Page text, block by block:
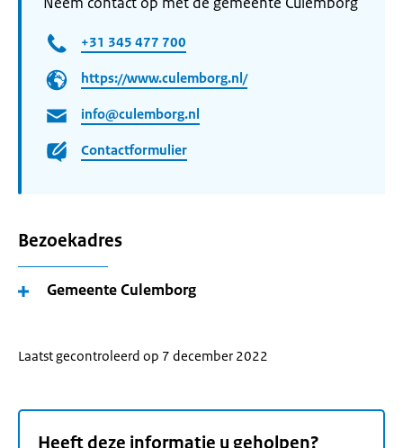
+31 345 477 700
https://www.culemborg.nl/
info@culemborg.nl
Contactformulier
Bezoekadres
Gemeente Culemborg
Laatst gecontroleerd op 7 december 2022
Heeft deze informatie u geholpen?